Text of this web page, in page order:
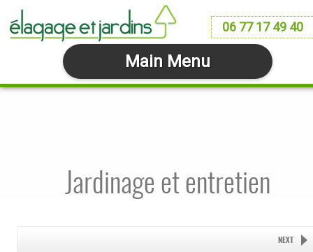
06 77 17 49 40
Main Menu
Jardinage et entretien
NEXT